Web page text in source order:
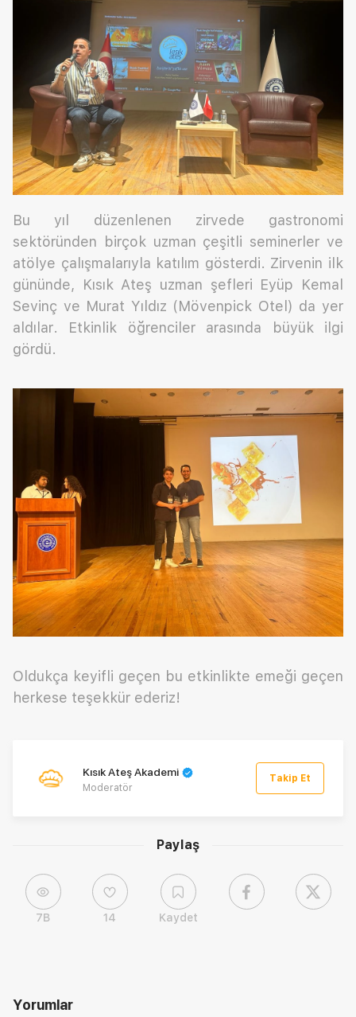
Paylaş
7B 14 Kaydet
Bu yıl düzenlenen zirvede gastronomi
sektöründen birçok uzman çeşitli seminerler ve
atölye çalışmalarıyla katılım gösterdi. Zirvenin ilk
gününde, Kısık Ateş uzman şefleri Eyüp Kemal
Sevinç ve Murat Yıldız (Mövenpick Otel) da yer
aldılar. Etkinlik öğrenciler arasında büyük ilgi
gördü.
Oldukça keyifli geçen bu etkinlikte emeği geçen
herkese teşekkür ederiz!
Kısık Ateş Akademi
Moderatör
Takip Et
Yorumlar